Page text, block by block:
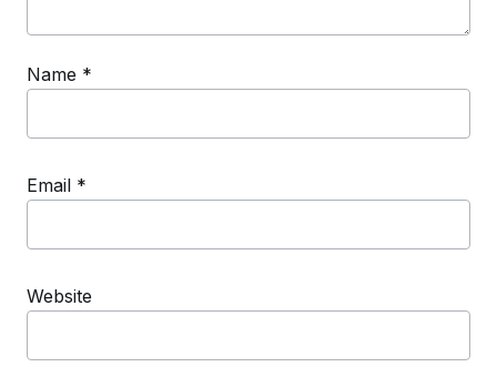
Name *
Email *
Website